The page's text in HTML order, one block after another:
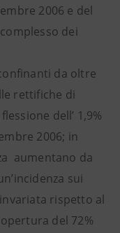
2006 e del
dei
da oltre
rettifiche di
dell’ 1,9%
2006; in
aumentano da
sui
rispetto al
del 72%